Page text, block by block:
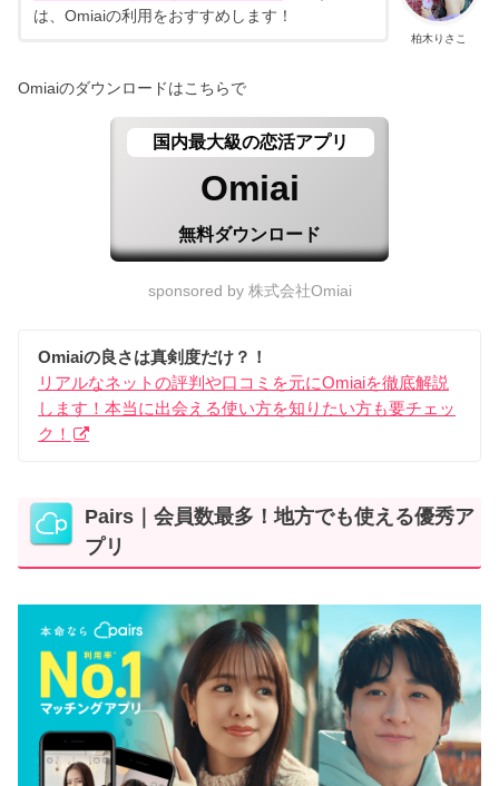
柏木りさこ
は、Omiaiの利用をおすすめします！
Omiaiのダウンロードはこちらで
国内最大級の恋活アプリ
Omiai
無料ダウンロード
sponsored by 株式会社Omiai
Omiaiの良さは真剣度だけ？！
リアルなネットの評判や口コミを元にOmiaiを徹底解説
します！本当に出会える使い方を知りたい方も要チェッ
ク！
Pairs｜会員数最多！地方でも使える優秀ア
プリ